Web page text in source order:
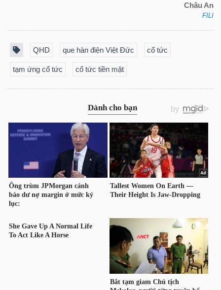
Châu An
FILI
QHD que hàn điện Việt Đức cổ tức
tạm ứng cổ tức cổ tức tiền mặt
DOANH
NGHIỆP
PHÁI
SINH
TRÁI